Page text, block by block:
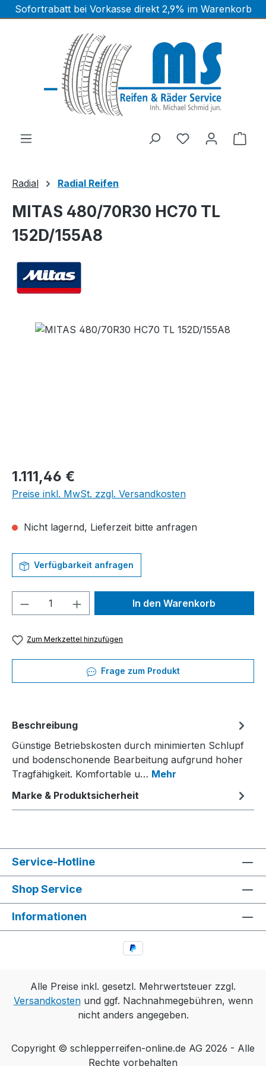
Zum Hauptinhalt springen
Sofortrabatt bei Vorkasse direkt 2,9% im Warenkorb
Radial Radial Reifen
MITAS 480/70R30 HC70 TL
152D/155A8
Bildergalerie überspringen
Regulärer Preis:
1.111,46 €
Preise inkl. MwSt. zzgl. Versandkosten
Nicht lagernd, Lieferzeit bitte anfragen
Verfügbarkeit anfragen
Produkt Anzahl: Gib denIn den Warenkorb
Zum Merkzettel hinzufügen
Frage zum Produkt
Beschreibung
Günstige Betriebskosten durch minimierten Schlupf
und bodenschonende Bearbeitung aufgrund hoher
Tragfähigkeit. Komfortable u… Mehr
Marke & Produktsicherheit
Service-Hotline
Shop Service
Informationen
Alle Preise inkl. gesetzl. Mehrwertsteuer zzgl.
Versandkostenund ggf. Nachnahmegebühren, wenn
nicht anders angegeben.
Copyright © schlepperreifen-online.de AG 2026 - Alle
Rechte vorbehalten